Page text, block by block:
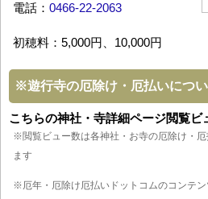
電話： 0466-22-2063
初穂料：5,000円、10,000円
※遊行寺の厄除け・厄払いにつ
こちらの神社・寺詳細ページ閲覧ビ
※閲覧ビュー数は各神社・お寺の厄除け・
ます
※厄年・厄除け厄払いドットコムのコンテ